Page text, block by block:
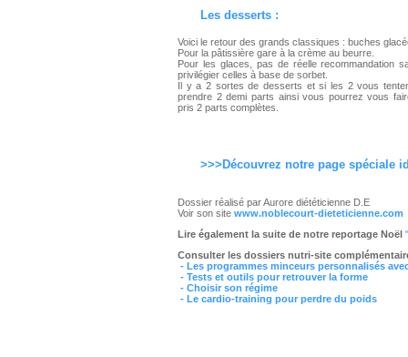
Les desserts :
Voici le retour des grands classiques : buches
Pour la pâtissière gare à la crème au beurre.
Pour les glaces, pas de réelle recommandation
privilégier celles à base de sorbet.
Il y a 2 sortes de desserts et si les 2 vous
prendre 2 demi parts ainsi vous pourrez vous
pris 2 parts complètes.
>>>Découvrez notre page spéciale
Dossier réalisé par Aurore diététicienne D.E
Voir son site www.noblecourt-dieteticienne.com
Lire également la suite de notre reportage Noël "
Consulter les dossiers nutri-site
- Les programmes minceurs personnalisés
- Tests et outils pour retrouver la forme
- Choisir son régime
- Le cardio-training pour perdre du poids